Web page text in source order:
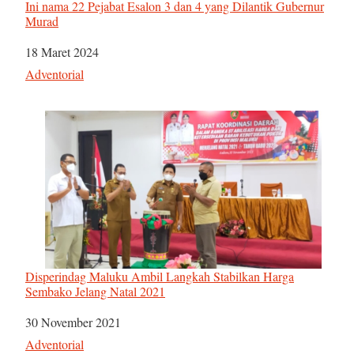
Ini nama 22 Pejabat Esalon 3 dan 4 yang Dilantik Gubernur
Murad
Tanggal
18 Maret 2024
Sehubungan dengan
Adventorial
Disperindag Maluku Ambil Langkah Stabilkan Harga
Sembako Jelang Natal 2021
Tanggal
30 November 2021
Sehubungan dengan
Adventorial